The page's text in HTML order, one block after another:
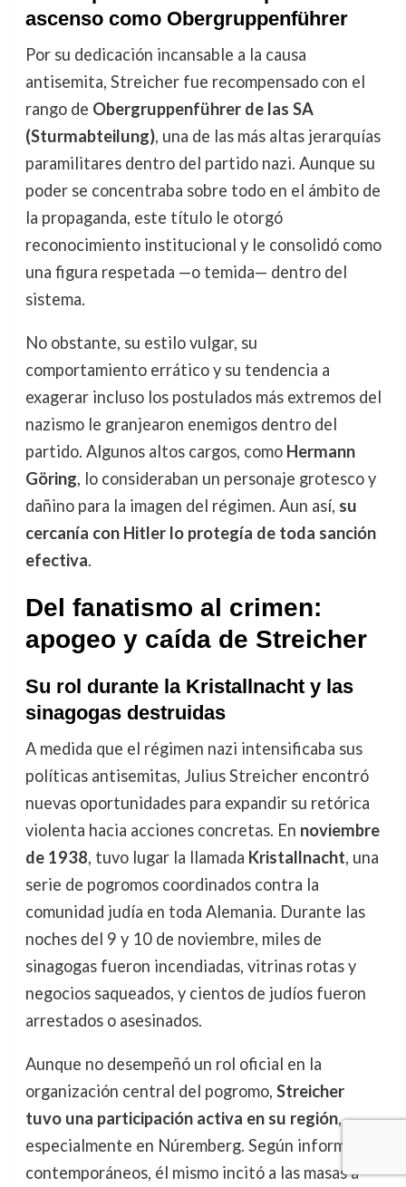
ascenso como Obergruppenführer
Por su dedicación incansable a la causa
antisemita, Streicher fue recompensado con el
rango de Obergruppenführer de las SA
(Sturmabteilung), una de las más altas jerarquías
paramilitares dentro del partido nazi. Aunque su
poder se concentraba sobre todo en el ámbito de
la propaganda, este título le otorgó
reconocimiento institucional y le consolidó como
una figura respetada —o temida— dentro del
sistema.
No obstante, su estilo vulgar, su
comportamiento errático y su tendencia a
exagerar incluso los postulados más extremos del
nazismo le granjearon enemigos dentro del
partido. Algunos altos cargos, como Hermann
Göring, lo consideraban un personaje grotesco y
dañino para la imagen del régimen. Aun así, su
cercanía con Hitler lo protegía de toda sanción
efectiva.
Del fanatismo al crimen:
apogeo y caída de Streicher
Su rol durante la Kristallnacht y las
sinagogas destruidas
A medida que el régimen nazi intensificaba sus
políticas antisemitas, Julius Streicher encontró
nuevas oportunidades para expandir su retórica
violenta hacia acciones concretas. En noviembre
de 1938, tuvo lugar la llamada Kristallnacht, una
serie de pogromos coordinados contra la
comunidad judía en toda Alemania. Durante las
noches del 9 y 10 de noviembre, miles de
sinagogas fueron incendiadas, vitrinas rotas y
negocios saqueados, y cientos de judíos fueron
arrestados o asesinados.
Aunque no desempeñó un rol oficial en la
organización central del pogromo, Streicher
tuvo una participación activa en su región,
especialmente en Núremberg. Según informes
contemporáneos, él mismo incitó a las masas a